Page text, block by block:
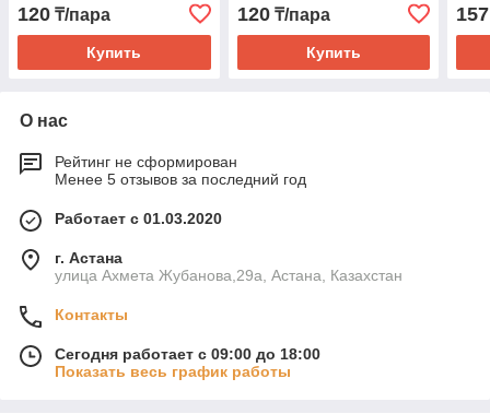
120 ₸/пара
Купить
120₸/пара
Купить
157
О нас
Рейтинг не сформирован
Менее 5 отзывов за последний год
Работает с 01.03.2020
г. Астана
улица Ахмета Жубанова,29а, Астана, Казахстан
Контакты
Сегодня работает с 09:00 до 18:00
Показать весь график работы